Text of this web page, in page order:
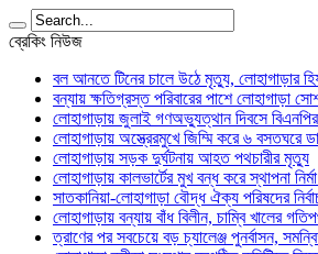
ব্রেকিং নিউজ
বল আনতে টিনের চালে উঠে মৃত্যু, লোহাগাড়ার
বন্যায় ক্ষতিগ্রস্ত পরিবারের পাশে লোহাগাড়া
লোহাগাড়ায় জুলাই গণঅভ্যুত্থান দিবসে
লোহাগাড়ায় অস্ত্রেরমুখে জিম্মি করে ৬ বসতঘরে
লোহাগাড়ায় সড়ক দুর্ঘটনায় আহত পথচারীর মৃত্যু
লোহাগাড়ায় কালভার্টের মুখ বন্ধ করে স্থাপনা
সাতকানিয়া-লোহাগাড়া বৌদ্ধ ঐক্য পরিষদের
লোহাগাড়ায় বন্যায় বাঁধ বিলীন, চাম্বি খালের
ত্রাণের পর সবচেয়ে বড় চ্যালেঞ্জ পুনর্বাসন,